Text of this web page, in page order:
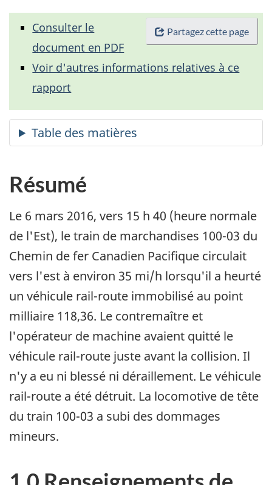
Partagez cette page
Consulter le
document en PDF
Voir d'autres informations relatives à ce
rapport
Résumé
Le 6 mars 2016, vers 15 h 40 (heure normale
de l'Est), le train de marchandises 100-03 du
Chemin de fer Canadien Pacifique circulait
vers l'est à environ 35 mi/h lorsqu'il a heurté
un véhicule rail-route immobilisé au point
milliaire 118,36. Le contremaître et
l'opérateur de machine avaient quitté le
véhicule rail-route juste avant la collision. Il
n'y a eu ni blessé ni déraillement. Le véhicule
rail-route a été détruit. La locomotive de tête
du train 100-03 a subi des dommages
mineurs.